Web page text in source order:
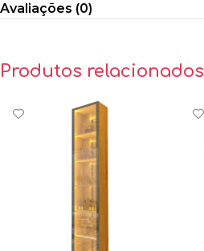
Avaliações (0)
Produtos relacionados